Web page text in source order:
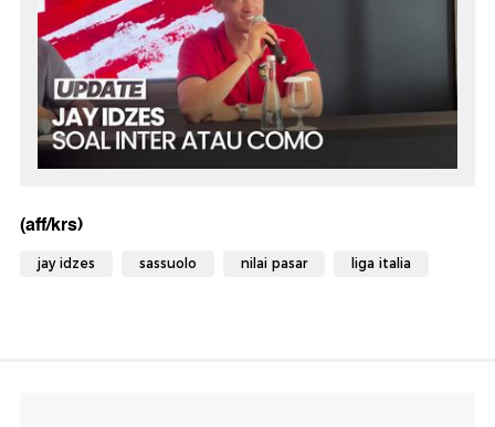
(aff/krs)
jay idzes sassuolo nilai pasar liga italia